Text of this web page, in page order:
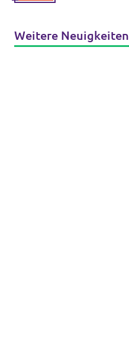
Weitere Neuigkeiten